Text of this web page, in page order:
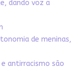
dando voz a
de meninas,
antirracismo são